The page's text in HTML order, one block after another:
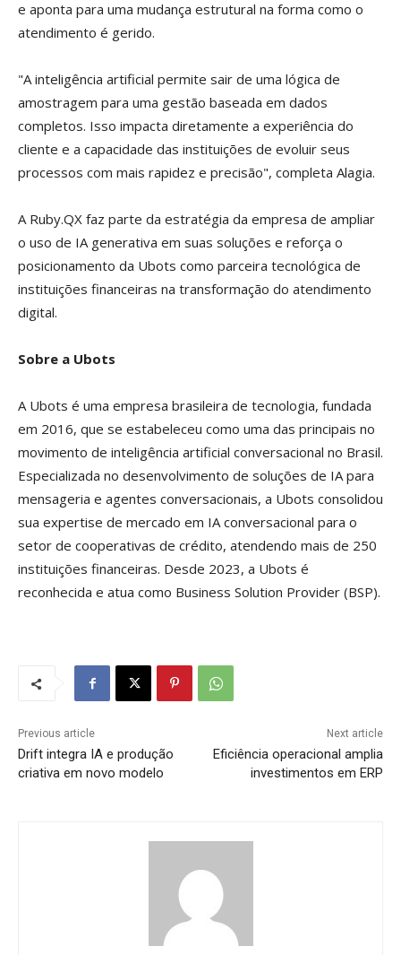
e aponta para uma mudança estrutural na forma como o
atendimento é gerido.
"A inteligência artificial permite sair de uma lógica de
amostragem para uma gestão baseada em dados
completos. Isso impacta diretamente a experiência do
cliente e a capacidade das instituições de evoluir seus
processos com mais rapidez e precisão", completa Alagia.
A Ruby.QX faz parte da estratégia da empresa de ampliar
o uso de IA generativa em suas soluções e reforça o
posicionamento da Ubots como parceira tecnológica de
instituições financeiras na transformação do atendimento
digital.
Sobre a Ubots
A Ubots é uma empresa brasileira de tecnologia, fundada
em 2016, que se estabeleceu como uma das principais no
movimento de inteligência artificial conversacional no Brasil.
Especializada no desenvolvimento de soluções de IA para
mensageria e agentes conversacionais, a Ubots consolidou
sua expertise de mercado em IA conversacional para o
setor de cooperativas de crédito, atendendo mais de 250
instituições financeiras. Desde 2023, a Ubots é
reconhecida e atua como Business Solution Provider (BSP).
Previous article
Drift integra IA e produção
criativa em novo modelo
Next article
Eficiência operacional amplia
investimentos em ERP